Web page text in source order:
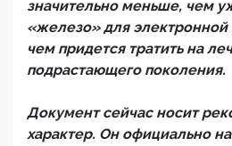
значительно меньше, чем
«железо» для
чем придется тратить на
подрастающего поколения.
Документ сейчас носит
характер. Он официально